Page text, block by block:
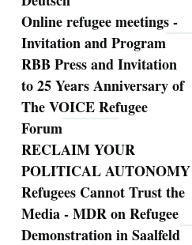
Online refugee meetings -
Invitation and Program
RBB Press and Invitation
to 25 Years Anniversary of
The VOICE Refugee
Forum
RECLAIM YOUR
POLITICAL AUTONOMY
Refugees Cannot Trust the
Media - MDR on Refugee
Demonstration in Saalfeld